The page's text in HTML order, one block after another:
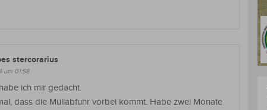
stercorarius
um 01:58
ich mir gedacht.
dass die Müllabfuhr vorbei kommt. Habe zwei Monate